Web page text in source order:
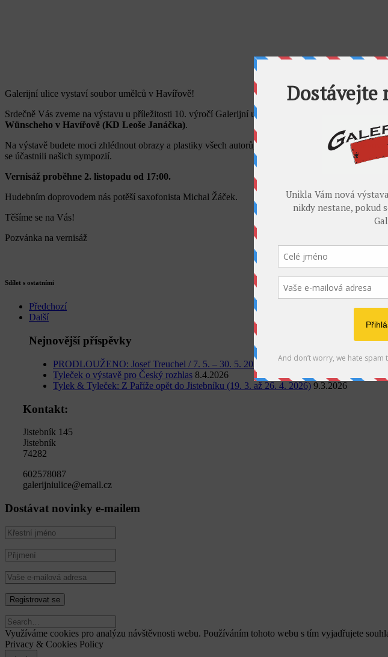
Galerijní ulice vystaví soubor umělců v Havířově!
Srdečně Vás zveme na výstavu u příležitosti 10. výročí Galerijní ulice, která se uskuteční ve
Wünscheho v Havířově (KD Leoše Janáčka).
Na výstavě budete moci zhlédnout obrazy a plastiky všech autorů, kteří v minulých letech
se účastnili našich sympozií.
Vernisáž proběhne 2. listopadu od 17:00.
Hudebním doprovodem nás potěší saxofonista Michal Žáček.
Těšíme se na Vás!
Pozvánka na vernisáž
Sdílet s ostatními
Předchozí
Další
Nejnovější příspěvky
PRODLOUŽENO: Josef Treuchel / 7. 5. – 30. 5. 2026
1.5.2026
Tyleček o výstavě pro Český rozhlas 8.4.2026
Tylek & Tyleček: Z Paříže opět do Jistebníku (19. 3. až 26. 4. 2026) 9.3.2026
Kontakt:
Jistebník 145
Jistebník
74282
602578087
galerijniulice@email.cz
Dostávat novinky e-mailem
Využíváme cookies pro analýzu návštěvnosti webu. Používáním tohoto webu s tím vyjadřujete
Privacy & Cookies Policy